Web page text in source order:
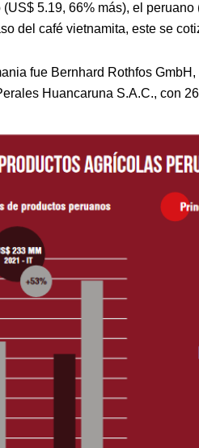
5.19, 66% más), el
del café vietnamita, este se
fue Bernhard Rothfos
Huancaruna S.A.C., con